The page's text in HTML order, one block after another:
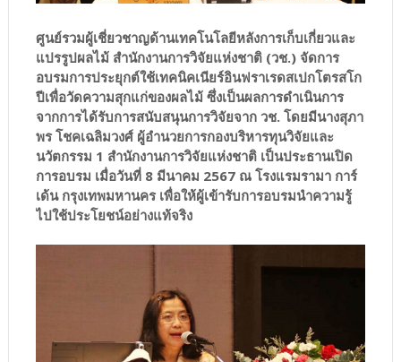
ศูนย์รวมผู้เชี่ยวชาญด้านเทคโนโลยีหลังการเก็บเกี่ยวและ
แปรรูปผลไม้ สำนักงานการวิจัยแห่งชาติ (วช.) จัดการ
อบรมการประยุกต์ใช้เทคนิคเนียร์อินฟราเรดสเปกโตรสโก
ปีเพื่อวัดความสุกแก่ของผลไม้ ซึ่งเป็นผลการดำเนินการ
จากการได้รับการสนับสนุนการวิจัยจาก วช. โดยมีนางสุภา
พร โชคเฉลิมวงศ์ ผู้อำนวยการกองบริหารทุนวิจัยและ
นวัตกรรม 1 สำนักงานการวิจัยแห่งชาติ เป็นประธานเปิด
การอบรม เมื่อวันที่ 8 มีนาคม 2567 ณ โรงแรมรามา การ์
เด้น กรุงเทพมหานคร เพื่อให้ผู้เข้ารับการอบรมนำความรู้
ไปใช้ประโยชน์อย่างแท้จริง